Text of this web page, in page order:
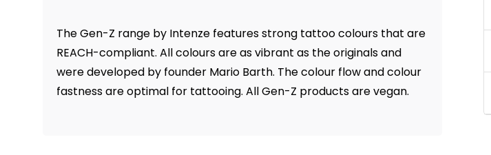
The Gen-Z range by Intenze features strong tattoo colours that are
REACH-compliant. All colours are as vibrant as the originals and
were developed by founder Mario Barth. The colour flow and colour
fastness are optimal for tattooing. All Gen-Z products are vegan.